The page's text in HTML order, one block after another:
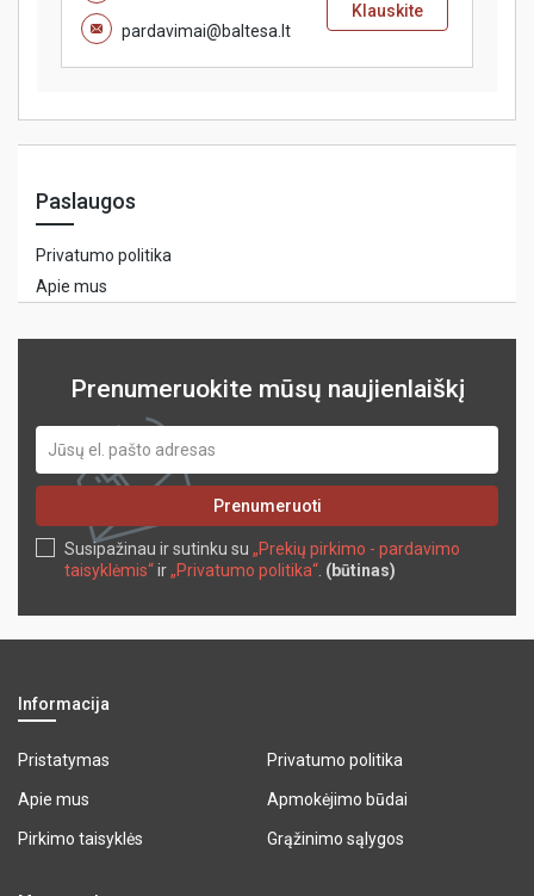
pardavimai@baltesa.lt
Klauskite
Paslaugos
Privatumo politika
Apie mus
Prenumeruokite mūsų naujienlaiškį
Prenumeruoti
Susipažinau ir sutinku su „Prekių pirkimo - pardavimo
taisyklėmis“ir„Privatumo politika“. (būtinas)
Informacija
Pristatymas Privatumo politika
Apie mus Apmokėjimo būdai
Pirkimo taisyklės Grąžinimo sąlygos